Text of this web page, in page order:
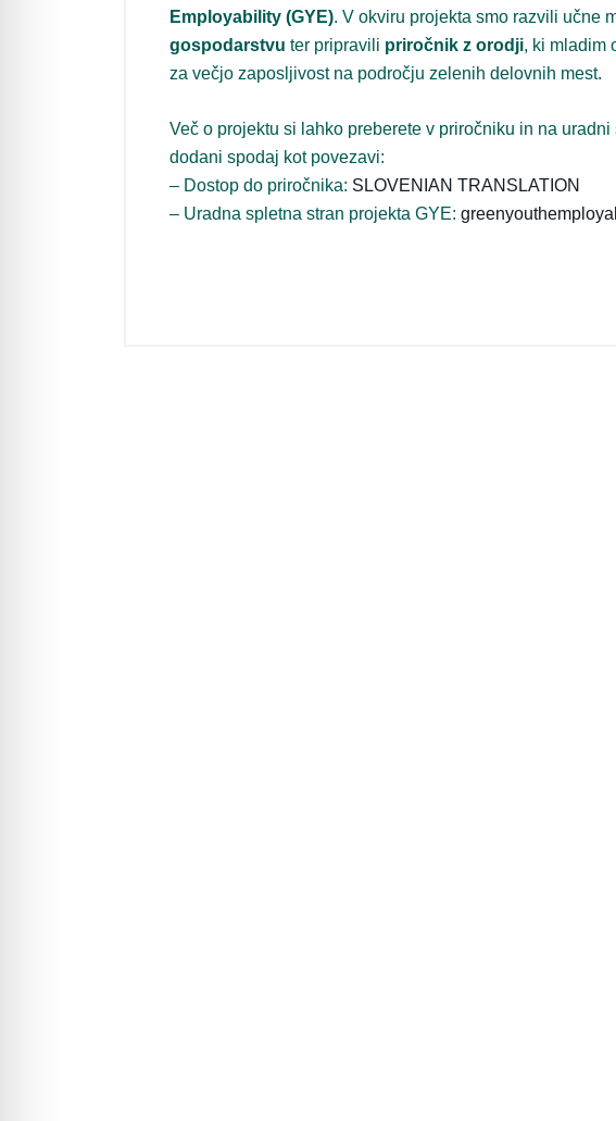
Employability (GYE). V okviru projekta smo razvili učne
gospodarstvu ter pripravili priročnik z orodji, ki mladim
za večjo zaposljivost na področju zelenih delovnih mest.
Več o projektu si lahko preberete v priročniku in na
dodani spodaj kot povezavi:
– Dostop do priročnika: SLOVENIAN TRANSLATION
– Uradna spletna stran projekta GYE: